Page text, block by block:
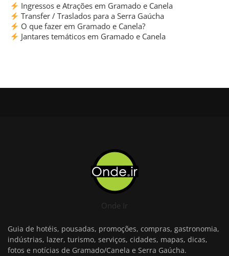
Ingressos e Atrações em Gramado e Canela
Transfer / Traslados para a Serra Gaúcha
O que fazer em Gramado e Canela?
Jantares temáticos em Gramado e Canela
Onde Ir
Guia de hotéis, pousadas, promoções, compras, gastronomia,
indústrias, lazer, turismo, serviços, cidades, mapas, dicas,
fotos e notícias de Gramado/Canela e Serra Gaúcha.